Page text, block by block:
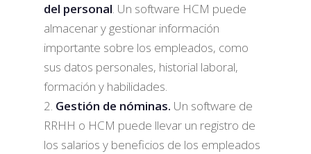
del personal. Un software HCM puede
almacenar y gestionar información
importante sobre los empleados, como
sus datos personales, historial laboral,
formación y habilidades.
Gestión de nóminas. Un software de
RRHH o HCM puede llevar un registro de
los salarios y beneficios de los empleados